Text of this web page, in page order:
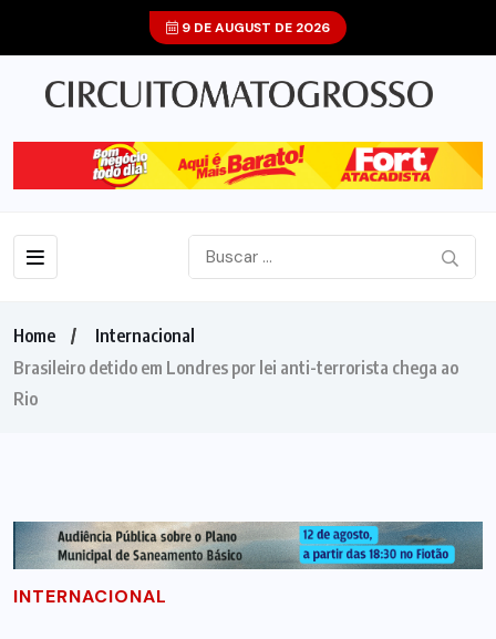
9 DE AUGUST DE 2026
Home
Internacional
Brasileiro detido em Londres por lei anti-terrorista chega ao
Rio
INTERNACIONAL